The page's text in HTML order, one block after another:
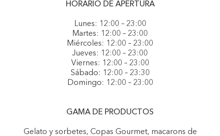
HORARIO DE APERTURA
Lunes: 12:00 – 23:00
Martes: 12:00 – 23:00
Miércoles: 12:00 – 23:00
Jueves: 12:00 – 23:00
Viernes: 12:00 – 23:00
Sábado: 12:00 – 23:30
Domingo: 12:00 – 23:00
GAMA DE PRODUCTOS
Gelato y sorbetes, Copas Gourmet, macarons de